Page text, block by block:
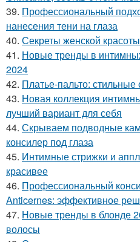
39. Профессиональный
нанесения тени на глаза
40. Секреты женской
41. Новые тренды в
2024
42. Платье-пальто:
43. Новая коллекция
лучший вариант для себя
44. Скрываем подводные
консилер под глаза
45. Интимные стрижки и
красивее
46. Профессиональный
Anticernes: эффективное
47. Новые тренды в блонде
волосы